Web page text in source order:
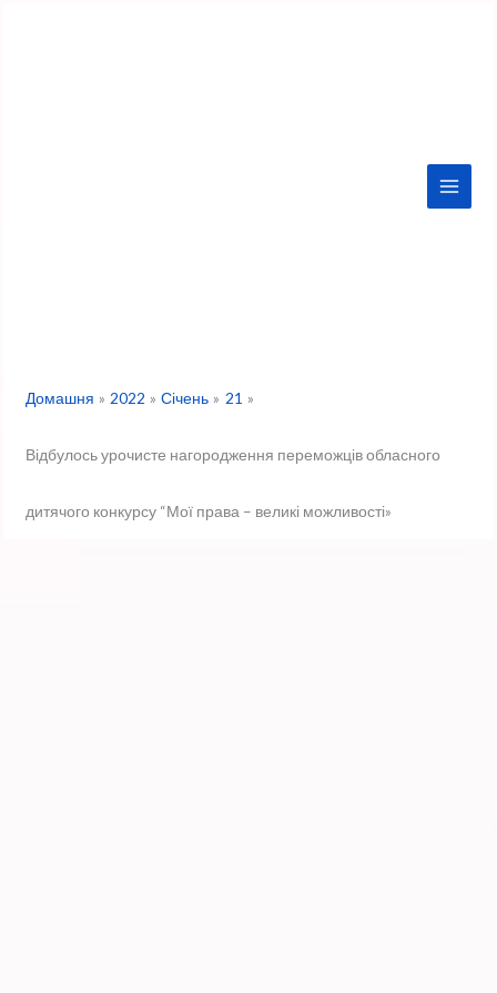
Домашня 2022 Січень 21
Відбулось урочисте нагородження переможців обласного
дитячого конкурсу “Мої права – великі можливості»